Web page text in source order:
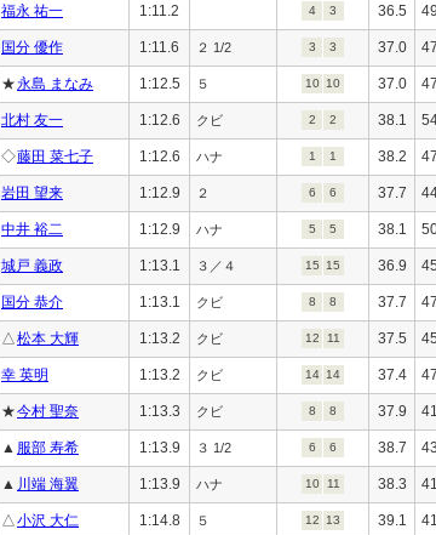
福永 祐一 1:11.2 4 3 36.5
国分 優作 1:11.6 ２ 1/2 3 3 37.0
★永島 まなみ 1:12.5 ５ 10 10 37.0
北村 友一 1:12.6 クビ 2 2 38.1
◇藤田 菜七子 1:12.6 ハナ 1 1 38.2
岩田 望来 1:12.9 ２ 6 6 37.7
中井 裕二 1:12.9 ハナ 5 5 38.1
城戸 義政 1:13.1 ３／４ 15 15 36.9
国分 恭介 1:13.1 クビ 8 8 37.7
△松本 大輝 1:13.2 クビ 12 11 37.5
幸 英明 1:13.2 クビ 14 14 37.4
★今村 聖奈 1:13.3 クビ 8 8 37.9
▲ 服部 寿希 1:13.9 ３ 1/2 6 6 38.7
▲ 川端 海翼 1:13.9 ハナ 10 11 38.3
△小沢 大仁 1:14.8 ５ 12 13 39.1